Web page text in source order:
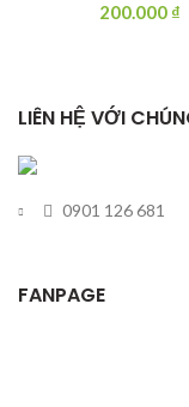
200.000 ₫
LIÊN HỆ VỚI
0901 126 681
FANPAGE